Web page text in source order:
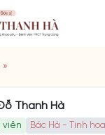
»
Thanh Hà
viên
Bác Hà - Tinh